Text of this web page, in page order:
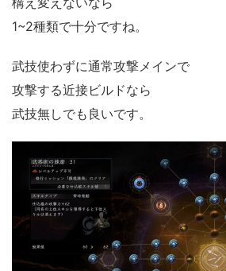
1~2種類で十分ですね。
武技使わずに通常攻撃メインで
攻撃する近接ビルドなら
武技無しでも良いです。